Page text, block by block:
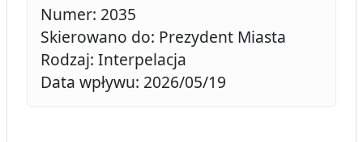
Numer: 2035
Skierowano do: Prezydent Miasta
Rodzaj: Interpelacja
Data wpływu: 2026/05/19